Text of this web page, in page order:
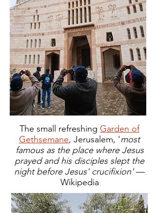
The small refreshing Garden of
Gethsemane, Jerusalem, 'most
famous as the place where Jesus
prayed and his disciples slept the
night before Jesus' crucifixion'—
Wikipedia